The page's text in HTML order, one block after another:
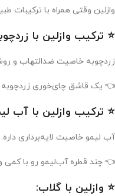
وازلین وقتی همراه با ترکیبات
⭐ ترکیب وازلین با
زردچوبه خاصیت ضدالتهاب و
👈 یک قاشق چای‌خوری زردچوبه رو با مقدار کمی
⭐ ترکیب وازلین با آب
آب لیمو خاصیت لایه‌برداری
👈 چند قطره آب‌لیمو رو با کمی
⭐ وازلین با گلاب: